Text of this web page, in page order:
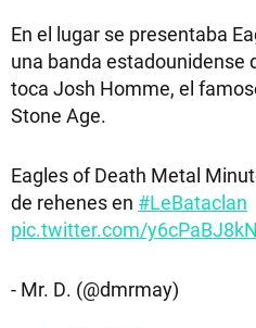
En el lugar se presentaba
una banda estadounidense
toca Josh Homme, el
Stone Age.
Eagles of Death Metal
de rehenes en #LeBataclan
pic.twitter.com/y6cPaBJ8kN
- Mr. D. (@dmrmay)